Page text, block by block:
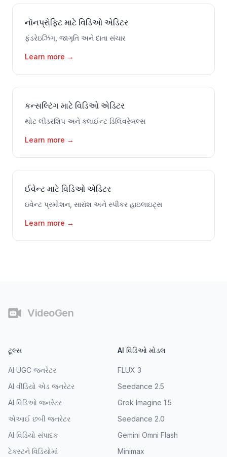
નૉનપ્રોફિટ માટે વિડિઓ એડિટર
ફંડરેઇઝિંગ, જાગૃતિ અને દાતા સંચાર
Learn more →
કન્સલ્ટિંગ માટે વિડિઓ એડિટર
થોટ લીડરશિપ અને ક્લાઈન્ટ ડિલિવરેબલ્સ
Learn more →
ઈવેન્ટ માટે વિડિઓ એડિટર
ઇવેન્ટ પ્રમોશન, સારાંશ અને સ્પીકર હાઇલાઇટ્સ
Learn more →
VideoGen
ટૂલ્સ
AI UGC જનરેટર
AI વીડિયો એડ જનરેટર
AI વિડિઓ જનરેટર
એઆઈ છબી જનરેટર
AI વિડિયો સંપાદક
ટેક્સ્ટને વિડિયોમાં
AI વિડિઓ મોડલ
FLUX 3
Seedance 2.5
Grok Imagine 1.5
Seedance 2.0
Gemini Omni Flash
Minimax